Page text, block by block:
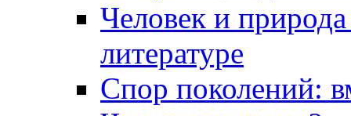
Человек и
литературе
Спор поколений: